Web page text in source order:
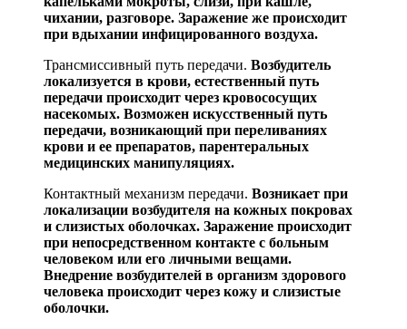
чихании, разговоре. Заражение же происходит
при вдыхании инфицированного воздуха.
Трансмиссивный путь передачи. Возбудитель
локализуется в крови, естественный путь
передачи происходит через кровососущих
насекомых. Возможен искусственный путь
передачи, возникающий при переливаниях
крови и ее препаратов, парентеральных
медицинских манипуляциях.
Контактный механизм передачи. Возникает при
локализации возбудителя на кожных покровах
и слизистых оболочках. Заражение происходит
при непосредственном контакте с больным
человеком или его личными вещами.
Внедрение возбудителей в организм здорового
человека происходит через кожу и слизистые
оболочки.